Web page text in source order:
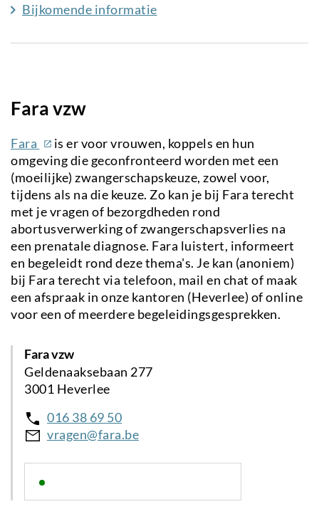
Bijkomende informatie
Fara vzw
Fara (externe
link)
is er voor vrouwen, koppels en hun
omgeving die geconfronteerd worden met een
(moeilijke) zwangerschapskeuze, zowel voor,
tijdens als na die keuze. Zo kan je bij Fara terecht
met je vragen of bezorgdheden rond
abortusverwerking of zwangerschapsverlies na
een prenatale diagnose. Fara luistert, informeert
en begeleidt rond deze thema's. Je kan (anoniem)
bij Fara terecht via telefoon, mail en chat of maak
een afspraak in onze kantoren (Heverlee) of online
voor een of meerdere begeleidingsgesprekken.
Fara vzw
Geldenaaksebaan 277
3001 Heverlee
016 38 69 50
vragen@fara.be